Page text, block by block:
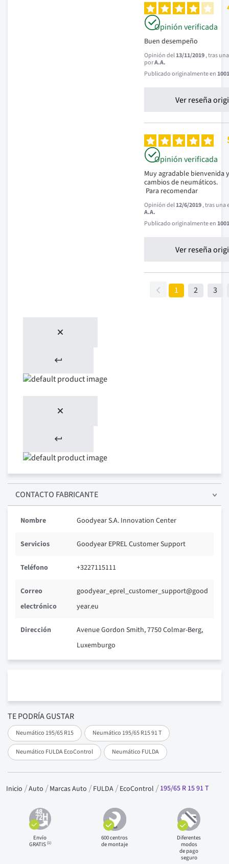
TE PODRÍA GUSTAR
Neumático 195/65 R15 Neumático 195/65 R15 91 T
Neumático FULDA EcoControl Neumático FULDA
Opinión verificada
Buen desempeño
Opinión del13/11/2019, tras
porA.A.
Publicado originalmente en
Ver reseña
Opinión verificada
Muy agradable bienvenida
cambios de neumáticos.
Para recomendar
Opinión del12/6/2019, tras una
A.A.
Publicado originalmente en
Ver reseña
1 2 3
CONTACTO FABRICANTE
Nombre Goodyear S.A. Innovation Center
Servicios Goodyear EPREL Customer Support
Teléfono +3227115111
Correo
electrónico
goodyear_eprel_customer_support@good
year.eu
Dirección
Avenue Gordon Smith, 7750 Colmar-Berg,
Luxemburgo
Inicio Auto Marcas Auto FULDA EcoControl 195/65 R 15 91 T
Envío
GRATIS(1)
600 centros
de montaje
Diferentes
modos
de pago
seguro